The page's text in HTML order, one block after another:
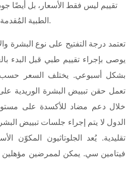
تقييم ليس فقط الأسعار، بل أيضًا
الطبية المُقدمة، والدعم المُخصص المُقدم.
يوصى بإجراء تقييم طبي قبل البدء
بشكل أسبوعي. يختلف السعر حسب
تعمل حقن تبييض البشرة الوريدية على
خلال دعم مضاد للأكسدة على
الدول لا يتم إجراء جلسات تبييض
تقليدية. يُعد الجلوتاثيون المكوّن
فيتامين سي. يمكن لممرضين مؤهلين